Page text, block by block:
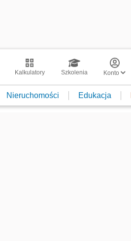
Kalkulatory Szkolenia Konto
Nieruchomości Edukacja